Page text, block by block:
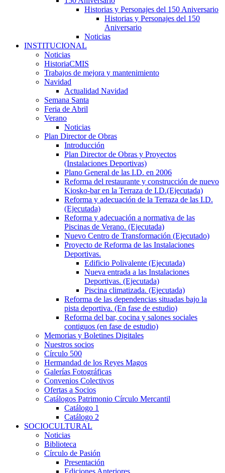
Historias y Personajes del 150 Aniversario
Historias y Personajes del 150
Aniversario
Noticias
INSTITUCIONAL
Noticias
HistoriaCMIS
Trabajos de mejora y mantenimiento
Navidad
Actualidad Navidad
Semana Santa
Feria de Abril
Verano
Noticias
Plan Director de Obras
Introducción
Plan Director de Obras y Proyectos
(Instalaciones Deportivas)
Plano General de las I.D. en 2006
Reforma del restaurante y construcción de nuevo
Kiosko-bar en la Terraza de I.D.(Ejecutada)
Reforma y adecuación de la Terraza de las I.D.
(Ejecutada)
Reforma y adecuación a normativa de las
Piscinas de Verano. (Ejecutada)
Nuevo Centro de Transformación (Ejecutado)
Proyecto de Reforma de las Instalaciones
Deportivas.
Edificio Polivalente (Ejecutada)
Nueva entrada a las Instalaciones
Deportivas. (Ejecutada)
Piscina climatizada. (Ejecutada)
Reforma de las dependencias situadas bajo la
pista deportiva. (En fase de estudio)
Reforma del bar, cocina y salones sociales
contiguos (en fase de estudio)
Memorias y Boletines Digitales
Nuestros socios
Círculo 500
Hermandad de los Reyes Magos
Galerías Fotográficas
Convenios Colectivos
Ofertas a Socios
Catálogos Patrimonio Círculo Mercantil
Catálogo 1
Catálogo 2
SOCIOCULTURAL
Noticias
Biblioteca
Círculo de Pasión
Presentación